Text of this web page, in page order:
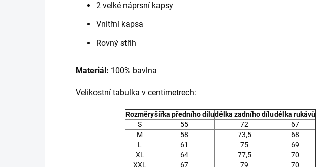
2 velké náprsní kapsy
Vnitřní kapsa
Rovný střih
Materiál: 100% bavlna
Velikostní tabulka v centimetrech:
Rozměryšířka předního díludélka zadního díludélka rukávů
S
55 72
67
M
58 73,5
68
L
61 75
69
XL
64 77,5
70
XXL
67 79
70